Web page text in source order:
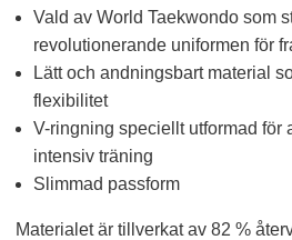
Vald av World Taekwondo som
revolutionerande uniformen för
Lätt och andningsbart material
flexibilitet
V-ringning speciellt utformad för
intensiv träning
Slimmad passform
Materialet är tillverkat av 82 %